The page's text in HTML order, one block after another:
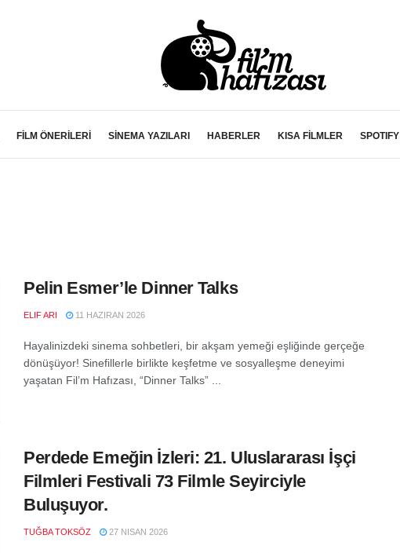
FİLM ÖNERİLERİ SİNEMA YAZILARI HABERLER KISA FİLMLER SPOTIFY
Pelin Esmer’le Dinner Talks
ELIF ARI 11 HAZIRAN 2026
Hayalinizdeki sinema sohbetleri, bir akşam yemeği eşliğinde gerçeğe
dönüşüyor! Sinefillerle birlikte keşfetme ve sosyalleşme deneyimi
yaşatan Fil’m Hafızası, “Dinner Talks” ...
Perdede Emeğin İzleri: 21. Uluslararası İşçi
Filmleri Festivali 73 Filmle Seyirciyle
Buluşuyor.
TUĞBA TOKSÖZ 27 NISAN 2026